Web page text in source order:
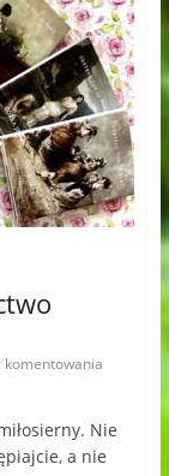
komentowania
Nie
a nie